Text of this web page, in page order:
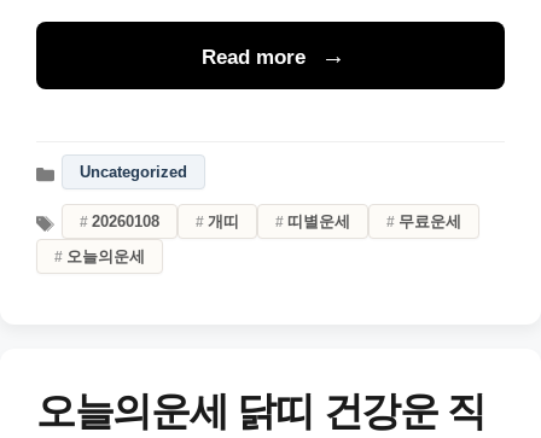
Read more
Uncategorized
20260108 개띠 띠별운세
무료운세
오늘의운세
오늘의운세 닭띠 건강운 직